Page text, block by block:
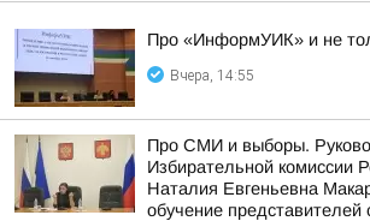
Про «ИнформУИК» и не
Вчера, 14:55
Про СМИ и выборы.
Избирательной комиссии
Наталия Евгеньевна
обучение представителей